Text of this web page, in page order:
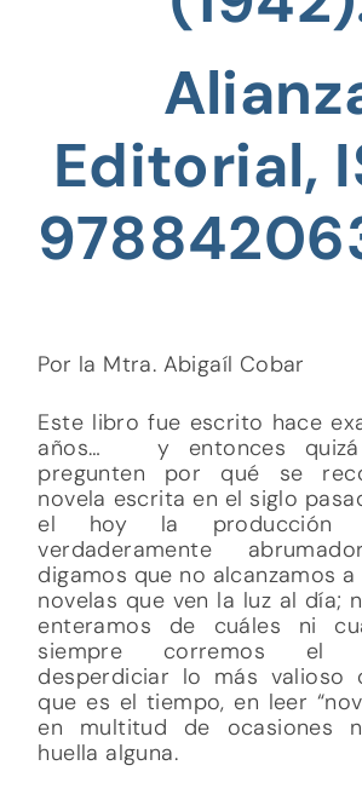
Editorial,
Por la Mtra. Abigaíl Cobar
Este libro fue escrito hace
años… y entonces quizá
pregunten por qué se
novela escrita en el siglo
el hoy la producción
verdaderamente
digamos que no alcanzamos
novelas que ven la luz al día;
enteramos de cuáles ni
siempre corremos el
desperdiciar lo más valioso
que es el tiempo, en leer
en multitud de ocasiones
huella alguna.